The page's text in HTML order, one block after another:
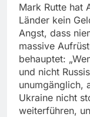
Mark Rutte hat
Länder kein
Angst, dass
massive
behauptet:
und nicht
unumgänglich,
Ukraine nicht
weiterführen,